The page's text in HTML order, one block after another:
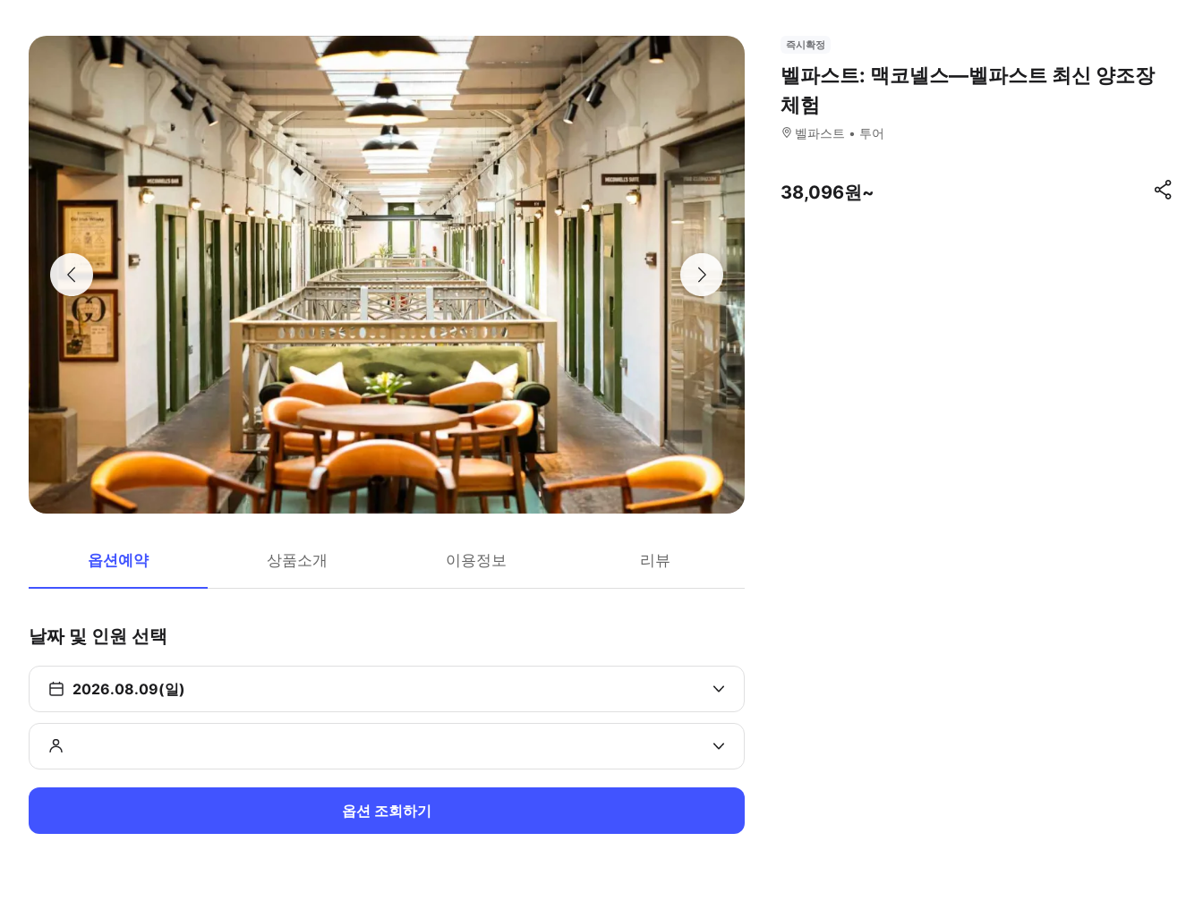
옵션예약 상품소개 이용정보 리뷰
날짜 및 인원 선택
2026.08.09(일)
옵션 조회하기
즉시확정
벨파스트: 맥코넬스—벨파스트 최신 양조장
체험
벨파스트 투어
38,096원~